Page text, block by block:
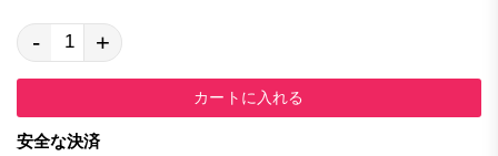
- +
カートに入れる
安全な決済